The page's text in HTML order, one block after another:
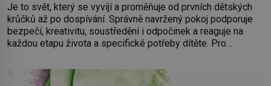
Je to svět, který se vyvíjí a proměňuje od prvních dětských
krůčků až po dospívání. Správně navržený pokoj podporuje
bezpečí, kreativitu, soustředění i odpočinek a reaguje na
každou etapu života a specifické potřeby dítěte. Pro
by pokoj miminka měl působit především klidně a útulně.
Předškolní věk je